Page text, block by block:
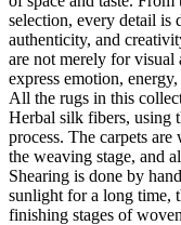
selection, every detail is
authenticity, and
are not merely for visual
express emotion,
All the rugs in this
Herbal silk fibers, using
process. The carpets
the weaving stage, and
Shearing is done by
sunlight for a long time,
finishing stages of